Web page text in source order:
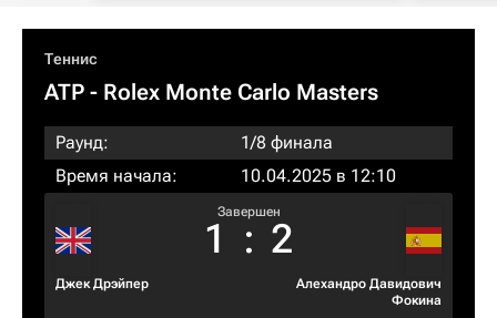
Теннис
ATP - Rolex Monte Carlo Masters
Раунд:
1/8 финала
Время начала:
10.04.2025 в 12:10
Джек Дрэйпер
Завершен
1 : 2
Алехандро Давидович
Фокина